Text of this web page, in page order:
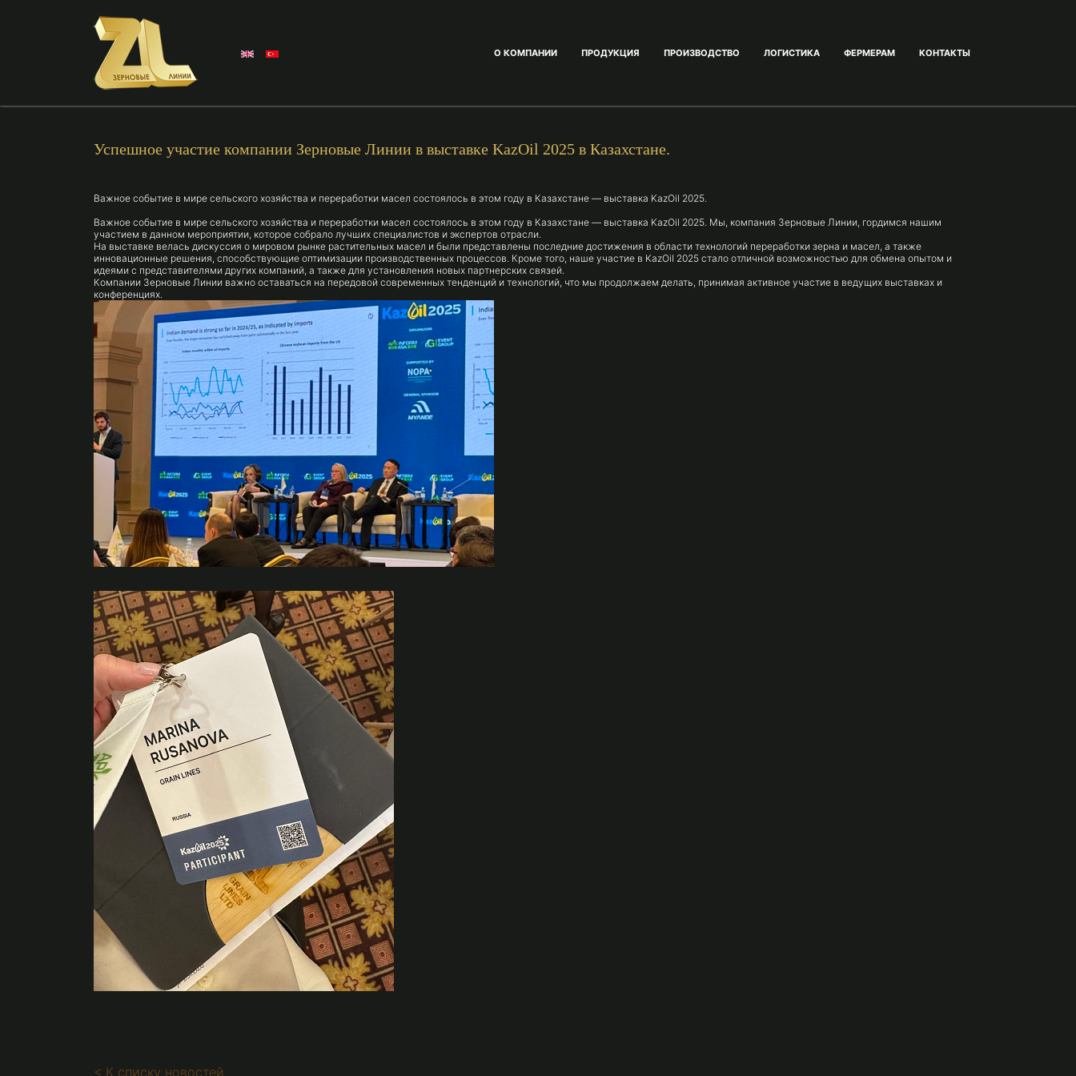
О КОМПАНИИ ПРОДУКЦИЯ ПРОИЗВОДСТВО ЛОГИCТИКА ФЕРМЕРАМ КОНТАКТЫ
Успешное участие компании Зерновые Линии в выставке KazOil 2025 в Казахстане.
Важное событие в мире сельского хозяйства и переработки масел состоялось в этом году в Казахстане — выставка KazOil 2025.
Важное событие в мире сельского хозяйства и переработки масел состоялось в этом году в Казахстане — выставка KazOil 2025. Мы, компания Зерновые Линии, гордимся нашим
участием в данном мероприятии, которое собрало лучших специалистов и экспертов отрасли.
На выставке велась дискуссия о мировом рынке растительных масел и были представлены последние достижения в области технологий переработки зерна и масел, а также
инновационные решения, способствующие оптимизации производственных процессов. Кроме того, наше участие в KazOil 2025 стало отличной возможностью для обмена опытом и
идеями с представителями других компаний, а также для установления новых партнерских связей.
Компании Зерновые Линии важно оставаться на передовой современных тенденций и технологий, что мы продолжаем делать, принимая активное участие в ведущих выставках и
конференциях.
< К списку новостей